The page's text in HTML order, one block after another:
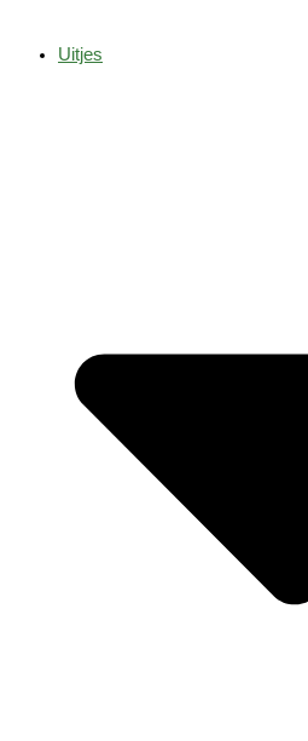
Uitjes